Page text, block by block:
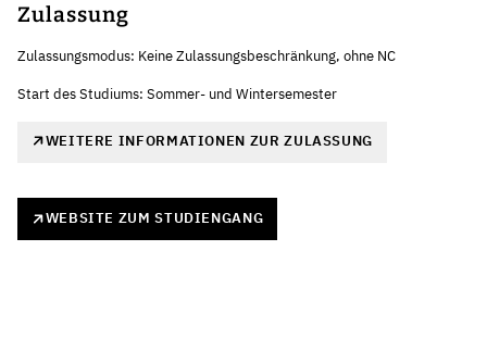
Zulassung
Zulassungsmodus: Keine Zulassungsbeschränkung, ohne NC
Start des Studiums: Sommer- und Wintersemester
WEITERE INFORMATIONEN ZUR ZULASSUNG
WEBSITE ZUM STUDIENGANG